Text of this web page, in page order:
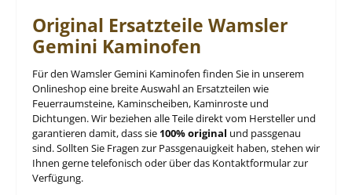
Original Ersatzteile Wamsler
Gemini Kaminofen
Für den Wamsler Gemini Kaminofen finden Sie in unserem
Onlineshop eine breite Auswahl an Ersatzteilen wie
Feuerraumsteine, Kaminscheiben, Kaminroste und
Dichtungen. Wir beziehen alle Teile direkt vom Hersteller und
garantieren damit, dass sie 100% original und passgenau
sind. Sollten Sie Fragen zur Passgenauigkeit haben, stehen wir
Ihnen gerne telefonisch oder über das Kontaktformular zur
Verfügung.